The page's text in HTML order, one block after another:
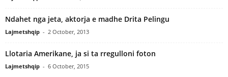
Ndahet nga jeta, aktorja e madhe Drita Pelingu
Lajmetshqip - 2 October, 2013
Llotaria Amerikane, ja si ta rregulloni foton
Lajmetshqip - 6 October, 2015